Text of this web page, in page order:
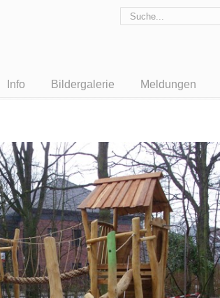
Info Bildergalerie Meldungen